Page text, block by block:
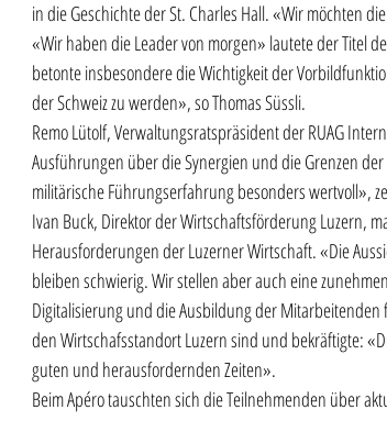
in die Geschichte der St. Charles Hall. «Wir möchten
«Wir haben die Leader von morgen» lautete der Titel
betonte insbesondere die Wichtigkeit der
der Schweiz zu werden», so Thomas Süssli.
Remo Lütolf, Verwaltungsratspräsident der RUAG
Ausführungen über die Synergien und die Grenzen
militärische Führungserfahrung besonders wertvoll»,
Ivan Buck, Direktor der Wirtschaftsförderung Luzern,
Herausforderungen der Luzerner Wirtschaft. «Die
bleiben schwierig. Wir stellen aber auch eine
Digitalisierung und die Ausbildung der Mitarbeitenden
den Wirtschafsstandort Luzern sind und bekräftigte:
guten und herausfordernden Zeiten».
Beim Apéro tauschten sich die Teilnehmenden über